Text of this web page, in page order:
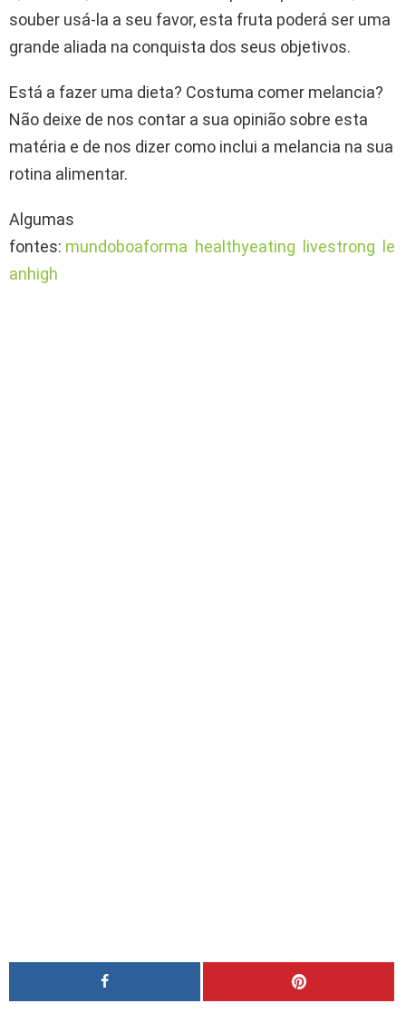
souber usá-la a seu favor, esta fruta poderá ser uma
grande aliada na conquista dos seus objetivos.
Está a fazer uma dieta? Costuma comer melancia?
Não deixe de nos contar a sua opinião sobre esta
matéria e de nos dizer como inclui a melancia na sua
rotina alimentar.
Algumas
fontes: mundoboaforma healthyeating livestrong le
anhigh